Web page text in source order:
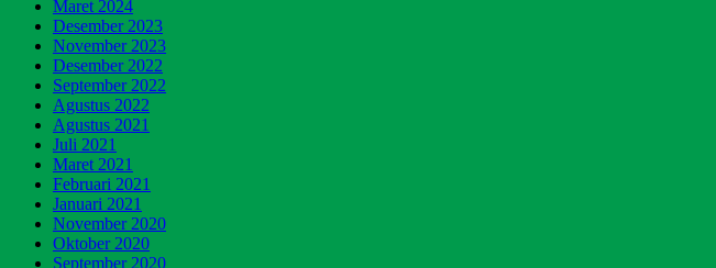
Maret 2024
Desember 2023
November 2023
Desember 2022
September 2022
Agustus 2022
Agustus 2021
Juli 2021
Maret 2021
Februari 2021
Januari 2021
November 2020
Oktober 2020
September 2020